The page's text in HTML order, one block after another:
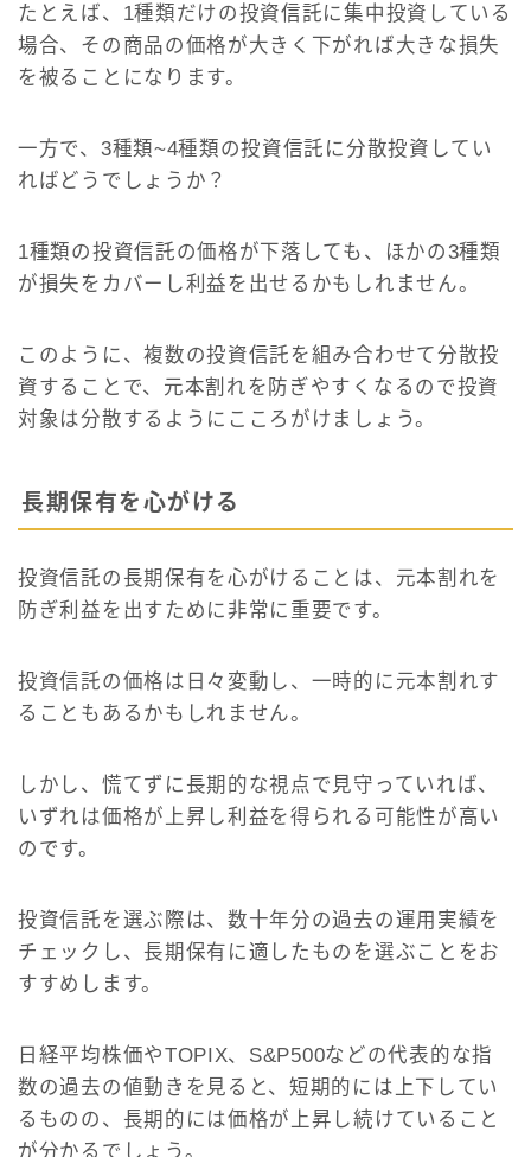
たとえば、1種類だけの投資信託に集中投資している
場合、その商品の価格が大きく下がれば大きな損失
を被ることになります。
一方で、3種類~4種類の投資信託に分散投資してい
ればどうでしょうか？
1種類の投資信託の価格が下落しても、ほかの3種類
が損失をカバーし利益を出せるかもしれません。
このように、複数の投資信託を組み合わせて分散投
資することで、元本割れを防ぎやすくなるので投資
対象は分散するようにこころがけましょう。
長期保有を心がける
投資信託の長期保有を心がけることは、元本割れを
防ぎ利益を出すために非常に重要です。
投資信託の価格は日々変動し、一時的に元本割れす
ることもあるかもしれません。
しかし、慌てずに長期的な視点で見守っていれば、
いずれは価格が上昇し利益を得られる可能性が高い
のです。
投資信託を選ぶ際は、数十年分の過去の運用実績を
チェックし、長期保有に適したものを選ぶことをお
すすめします。
日経平均株価やTOPIX、S&P500などの代表的な指
数の過去の値動きを見ると、短期的には上下してい
るものの、長期的には価格が上昇し続けていること
が分かるでしょう。